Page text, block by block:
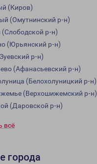
(Киров)
(Омутнинский р-н)
р-н)
(Юрьянский р-н)
р-н)
(Афанасьевский р-н)
(Белохолуницкий р-н)
(Верхошижемский р-н)
(Даровской р-н)
всё
города